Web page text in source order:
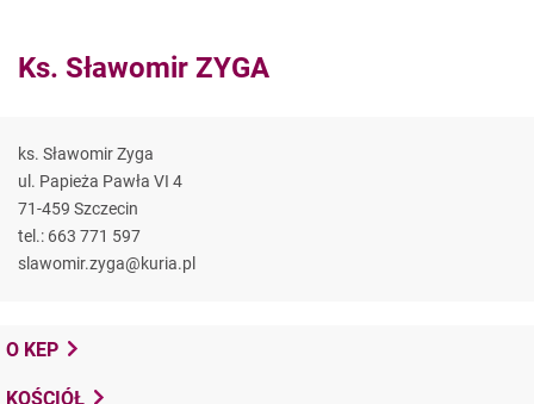
Ks. Sławomir ZYGA
ks. Sławomir Zyga
ul. Papieża Pawła VI 4
71-459 Szczecin
tel.: 663 771 597
slawomir.zyga@kuria.pl
O KEP
KOŚCIÓŁ